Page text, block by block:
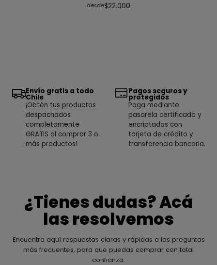
desde$22.000
Envío gratis a todo
Chile
¡Obtén tus productos
despachados
completamente
GRATIS al comprar 3 o
más productos!
Pagos seguros y
protegidos
Paga mediante
pasarela certificada y
encriptadas con
tarjeta de crédito y
transferencia bancaria.
¿Tienes dudas? Acá
las resolvemos
Encuentra aquí respuestas claras y rápidas a las preguntas
más frecuentes, para que puedas comprar con total
confianza.